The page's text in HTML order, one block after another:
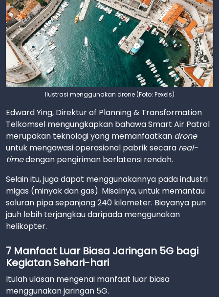
Ilustrasi menggunakan drone (Foto: Pexels)
Edward Ying, Direktur of Planning & Transformation
Telkomsel mengungkapkan bahawa Smart Air Patrol
merupakan teknologi yang memanfaatkan drone
untuk mengawasi operasional pabrik secara real-
timedengan pengiriman berlatensi rendah.
Selain itu, juga dapat menggunakannya pada industri
migas (minyak dan gas). Misalnya, untuk memantau
saluran pipa sepanjang 240 kilometer. Biayanya pun
jauh lebih terjangkau daripada menggunakan
helikopter.
7 Manfaat Luar Biasa Jaringan 5G bagi
Kegiatan Sehari-hari
Itulah ulasan mengenai manfaat luar biasa
menggunakan jaringan 5G.